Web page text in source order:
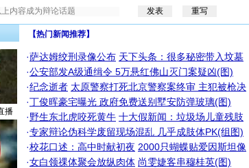
播
【热门新闻推荐】
·萨达姆绞刑录像公布 天下头条：很多秘密带入坟墓
·公安部发A级通缉令 5万悬红佛山灭门案疑凶(图)
·纪念逝者 太原警察打死北京警察案终审 主犯被枪决
·丁俊晖豪宅曝光 政府免费送别墅安防弹玻璃(图)
·野生东北虎咬死黄牛 十大假新闻：垃圾场儿童残肢
·专家辩论伪科学废留现场混乱 几乎成肢体PK(组图)
·校花口述：高中时献初夜 2000只蝴蝶贴爱因斯坦像
·女白领祼体聚会放纵肉体 尚雯婕客串穆桂英(图)